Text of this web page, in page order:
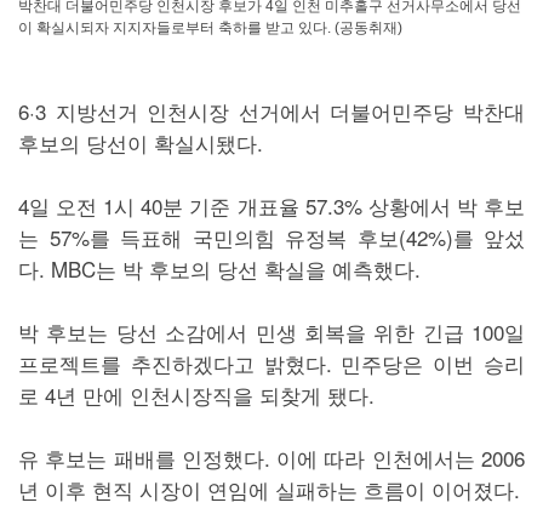
박찬대 더불어민주당 인천시장 후보가 4일 인천 미추홀구 선거사무소에서 당선
이 확실시되자 지지자들로부터 축하를 받고 있다. (공동취재)
6·3 지방선거 인천시장 선거에서 더불어민주당 박찬대
후보의 당선이 확실시됐다.
4일 오전 1시 40분 기준 개표율 57.3% 상황에서 박 후보
는 57%를 득표해 국민의힘 유정복 후보(42%)를 앞섰
다. MBC는 박 후보의 당선 확실을 예측했다.
박 후보는 당선 소감에서 민생 회복을 위한 긴급 100일
프로젝트를 추진하겠다고 밝혔다. 민주당은 이번 승리
로 4년 만에 인천시장직을 되찾게 됐다.
유 후보는 패배를 인정했다. 이에 따라 인천에서는 2006
년 이후 현직 시장이 연임에 실패하는 흐름이 이어졌다.